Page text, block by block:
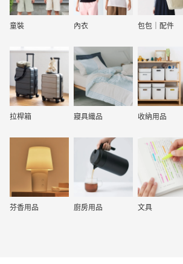
童裝 內衣 包包｜配件
拉桿箱 寢具織品 收納用品
芬香用品 廚房用品 文具